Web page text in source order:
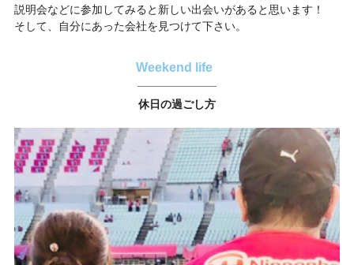
説明会などに参加してみると新しい出会いがあると思います！
そして、自分にあった会社を見つけて下さい。
Weekend life
休日の過ごし方